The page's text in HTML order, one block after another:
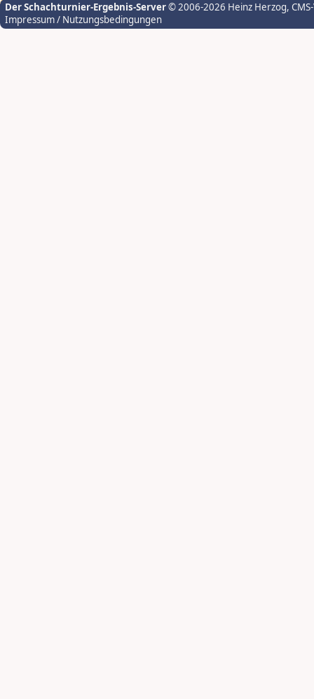
Der Schachturnier-Ergebnis-Server© 2006-2026 Heinz Herzog,
Impressum / Nutzungsbedingungen